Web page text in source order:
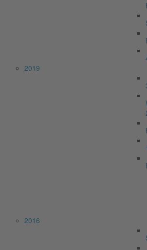
2019
2016